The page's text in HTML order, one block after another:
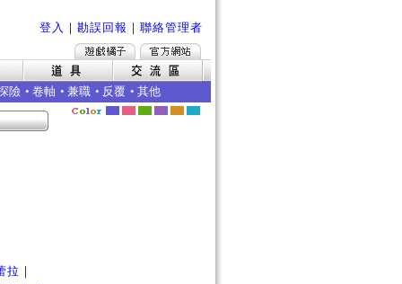
登入 ｜ 勘誤回報 ｜ 聯絡管理者
險 • 卷軸 • 兼職 • 反覆 • 其他
拉 ｜